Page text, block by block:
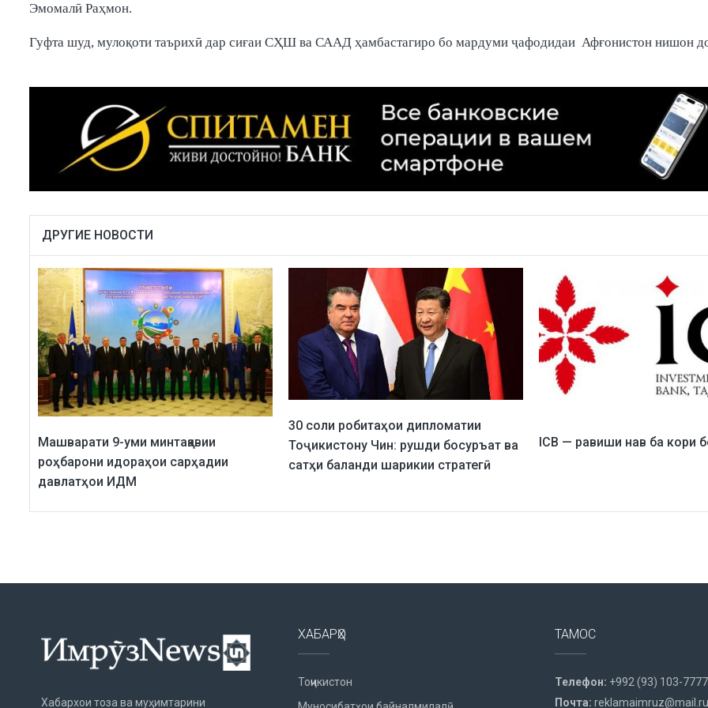
Эмомалӣ Раҳмон.
Гуфта шуд, мулоқоти таърихӣ дар сиғаи СҲШ ва СААД ҳамбастагиро бо мардуми ҷафодидаи Афғонистон нишон
ДРУГИЕ НОВОСТИ
Машварати 9-уми минтақавии
роҳбарони идораҳои сарҳадии
давлатҳои ИДМ
30 соли робитаҳои дипломатии
Тоҷикистону Чин: рушди босуръат ва
сатҳи баланди шарикии стратегӣ
ICB — равиши нав ба кори
Хабархои тоза ва муҳимтарини
ХАБАРҲО
Тоҷикистон
ТАМОС
Телефон: +992 (93) 103-7777
Почта: reklamaimruz@mail.ru